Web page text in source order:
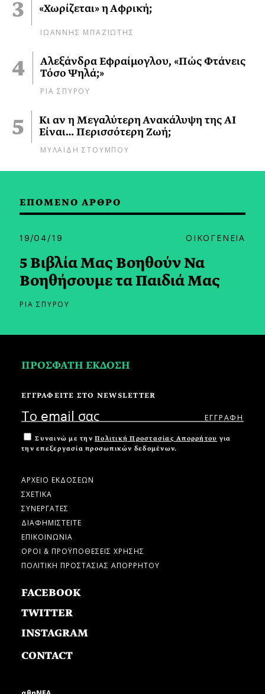
«Χωρίζεται» η Αφρική;
ΙΩΑΝΝΗΣ ΜΠΑΖΙΩΤΗΣ
Αλεξάνδρα Εφραίμογλου, «Πώς Φτάνεις
Τόσο Ψηλά;»
ΡΙΑ ΣΠΥΡΟΥ
Κι αν η Μεγαλύτερη Ανακάλυψη της AI
Είναι… Περισσότερη Ζωή;
ΜΥΛΑΙΔΗ ΣΤΟΥΜΠΟΥ
ΕΠΟΜΕΝΟ ΑΡΘΡΟ
19/04/19 ΟΙΚΟΓΕΝΕΙΑ
5 Βιβλία Μας Βοηθούν Να
Βοηθήσουμε τα Παιδιά Μας
ΡΙΑ ΣΠΥΡΟΥ
ΠΡΟΣΦΑΤΗ ΕΚΔΟΣΗ
ΕΓΓΡΑΦΕΙΤΕ ΣΤΟ NEWSLETTER
Συναινώ με την Πολιτική Προστασίας Απορρήτου για
την επεξεργασία προσωπικών δεδομένων.
ΑΡΧΕΙΟ ΕΚΔΟΣΕΩΝ
ΣΧΕΤΙΚΑ
ΣΥΝΕΡΓΑΤΕΣ
ΔΙΑΦΗΜΙΣΤΕΙΤΕ
ΕΠΙΚΟΙΝΩΝΙΑ
ΟΡΟΙ & ΠΡΟΫΠΟΘΕΣΕΙΣ ΧΡΗΣΗΣ
ΠΟΛΙΤΙΚΗ ΠΡΟΣΤΑΣΙΑΣ ΑΠΟΡΡΗΤΟΥ
FACEBOOK
TWITTER
INSTAGRAM
CONTACT